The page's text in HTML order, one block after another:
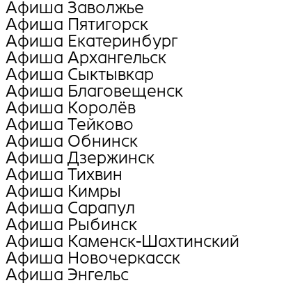
Афиша Заволжье
Афиша Пятигорск
Афиша Екатеринбург
Афиша Архангельск
Афиша Сыктывкар
Афиша Благовещенск
Афиша Королёв
Афиша Тейково
Афиша Обнинск
Афиша Дзержинск
Афиша Тихвин
Афиша Кимры
Афиша Сарапул
Афиша Рыбинск
Афиша Каменск-Шахтинский
Афиша Новочеркасск
Афиша Энгельс